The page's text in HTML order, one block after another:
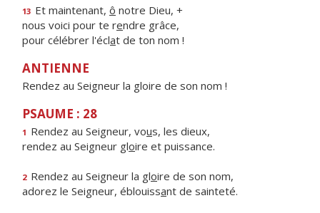
13 Et maintenant, ô notre Dieu, +
nous voici pour te rendre grâce,
pour célébrer l'éclat de ton nom !
ANTIENNE
Rendez au Seigneur la gloire de son nom !
PSAUME : 28
1 Rendez au Seigneur, vous, les dieux,
rendez au Seigneur gloire et puissance.
2 Rendez au Seigneur la gloire de son nom,
adorez le Seigneur, éblouissant de sainteté.